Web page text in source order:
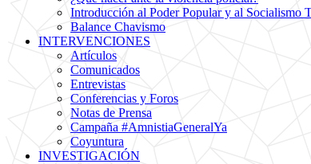
Introducción al Poder Popular y al Socialismo
Balance Chavismo
INTERVENCIONES
Artículos
Comunicados
Entrevistas
Conferencias y Foros
Notas de Prensa
Campaña #AmnistiaGeneralYa
Coyuntura
INVESTIGACIÓN